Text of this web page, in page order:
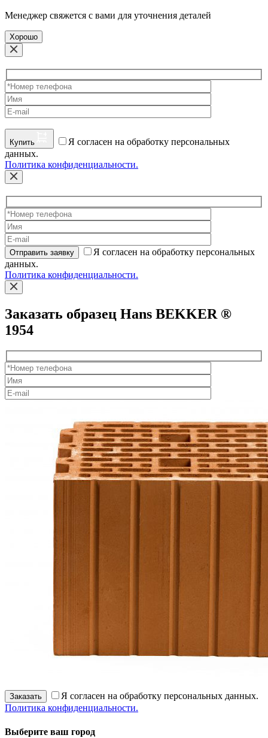
Менеджер свяжется с вами для уточнения деталей
Хорошо
Купить
Я согласен на обработку персональных
данных.
Политика конфиденциальности.
Отправить заявку
Я согласен на обработку персональных
данных.
Политика конфиденциальности.
Заказать образец Hans BEKKER ®
1954
Заказать
Я согласен на обработку персональных данных.
Политика конфиденциальности.
Выберите ваш город